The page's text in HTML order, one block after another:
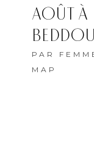
AOÛT À
PAR
MAP